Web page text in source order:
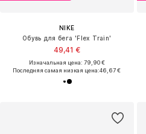
NIKE
Обувь для бега 'Flex Train'
49,41 €
Изначальная цена: 79,90 €
Последняя самая низкая цена:46,67 €